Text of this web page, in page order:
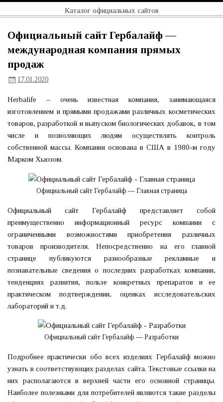
Перейти
содержимому
Официальный
Каталог официальных сайтов
Официальный сайт Гербалайф —
международная компания прямых
продаж
17.01.2020
Herbalife – очень известная компания, занимающаяся
изготовлением и прямыми продажами различных косметических
товаров, разработкой и выпуском биологических добавок, в том
числе и позволяющих людям осуществлять контроль
собственной массы. Компания основана в США в 1980-м году
Марком Хьюзом.
Официальный сайт Гербалайф — Главная страница
Официальный сайт Гербалайф представляет собой
преимущественно информационный ресурс компании с
ограниченными возможностями приобретения различных
товаров производителя. Непосредственно на его главной
странице публикуются разнообразные рекламные и
познавательные сведения о последних разработках компании,
тенденциях развития, пользе конкретных препаратов и ее
практическом подтверждении, оценках исследовательских
лабораторий и т.д.
Официальный сайт Гербалайф — Разработки
Подробнее практически обо всех изделиях Гербалайф можно
узнать в соответствующих разделах сайта. Текстовые ссылки на
них располагаются в верхней части его основной страницы.
Наиболее полезными для потребителей являются такие разделы